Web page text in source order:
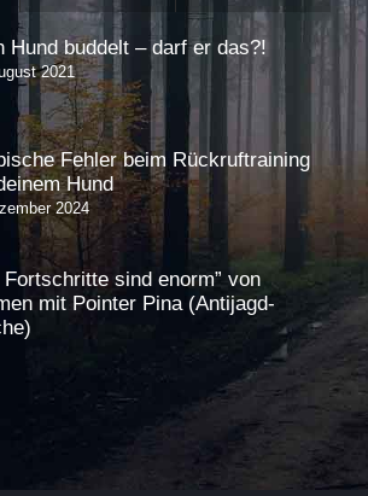
Hund buddelt – darf er das?!
2021
Fehler beim Rückruftraining
Hund
2024
Fortschritte sind enorm” von
mit Pointer Pina (Antijagd-